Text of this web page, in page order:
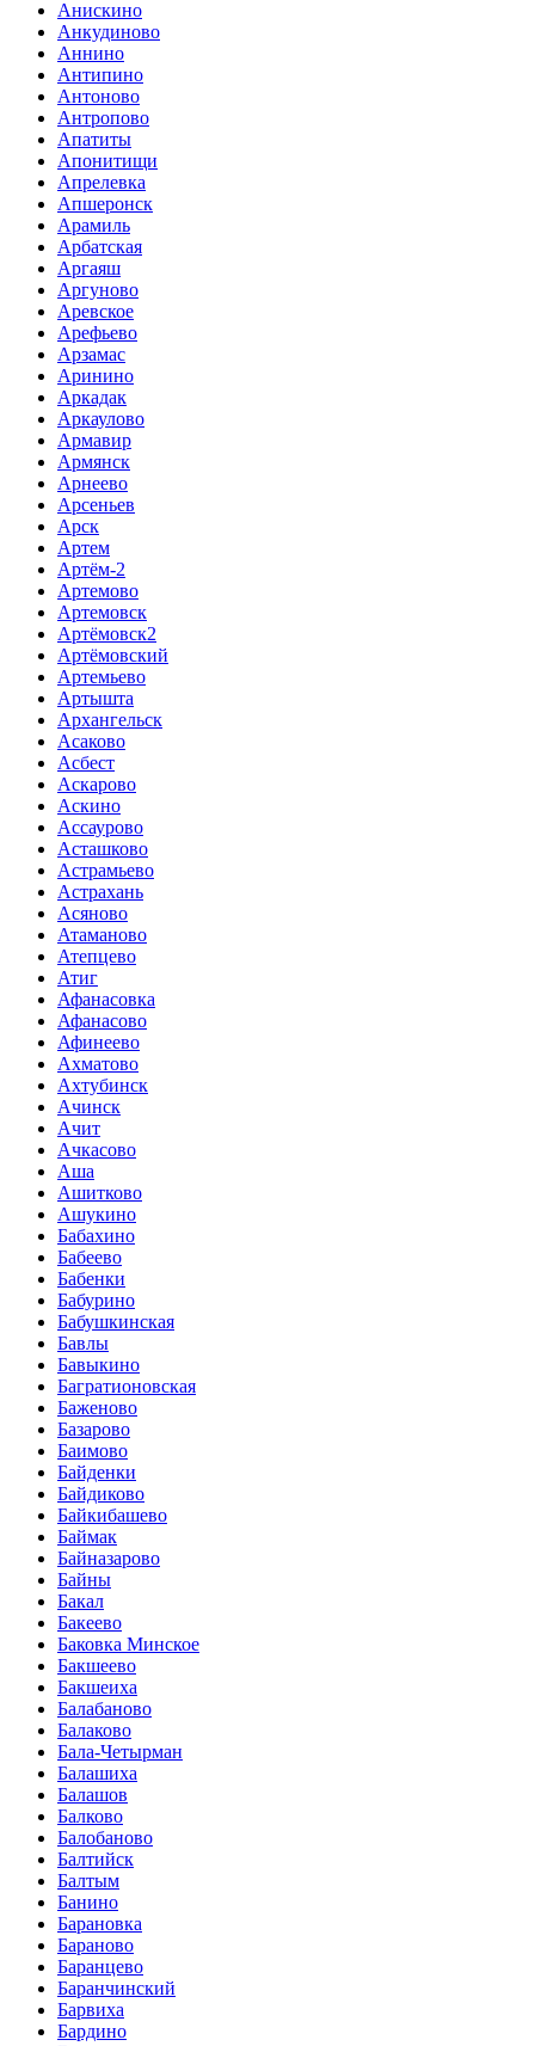
Анискино
Анкудиново
Аннино
Антипино
Антоново
Антропово
Апатиты
Апонитищи
Апрелевка
Апшеронск
Арамиль
Арбатская
Аргаяш
Аргуново
Аревское
Арефьево
Арзамас
Аринино
Аркадак
Аркаулово
Армавир
Армянск
Арнеево
Арсеньев
Арск
Артем
Артём-2
Артемово
Артемовск
Артёмовск2
Артёмовский
Артемьево
Артышта
Архангельск
Асаково
Асбест
Аскарово
Аскино
Ассаурово
Асташково
Астрамьево
Астрахань
Асяново
Атаманово
Атепцево
Атиг
Афанасовка
Афанасово
Афинеево
Ахматово
Ахтубинск
Ачинск
Ачит
Ачкасово
Аша
Ашитково
Ашукино
Бабахино
Бабеево
Бабенки
Бабурино
Бабушкинская
Бавлы
Бавыкино
Багратионовская
Баженово
Базарово
Баимово
Байденки
Байдиково
Байкибашево
Баймак
Байназарово
Байны
Бакал
Бакеево
Баковка Минское
Бакшеево
Бакшеиха
Балабаново
Балаково
Бала-Четырман
Балашиха
Балашов
Балково
Балобаново
Балтийск
Балтым
Банино
Барановка
Бараново
Баранцево
Баранчинский
Барвиха
Бардино